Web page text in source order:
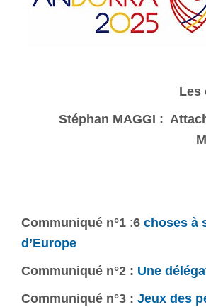
Les
Stéphan MAGGI :
Communiqué n°1 :6 choses à
d’Europe
Communiqué n°2 : Une
Communiqué n°3 : Jeux des